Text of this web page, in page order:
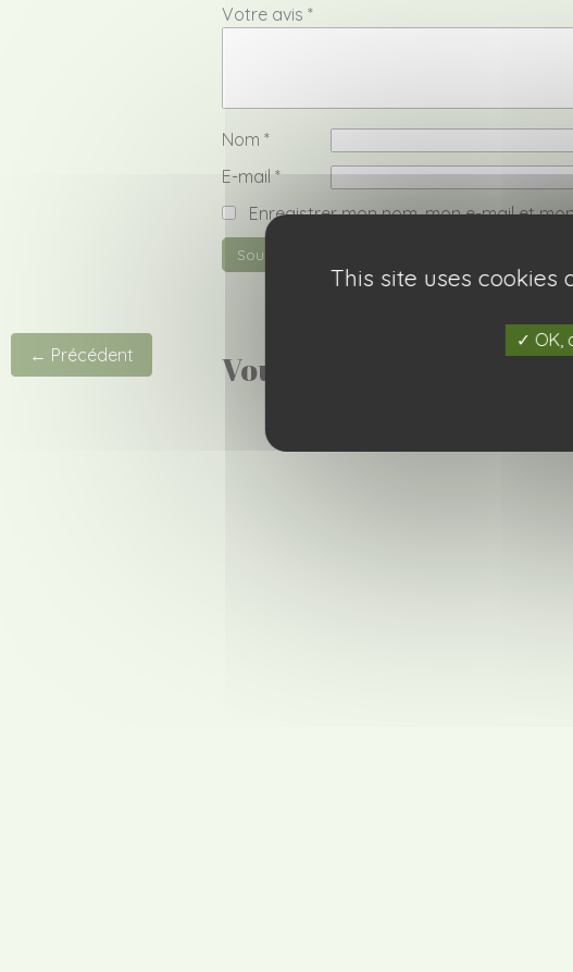
← Précédent
Votre avis *
Nom *
E-mail *
Enregistrer mon nom, mon e-mail et
Vous aimerez peut-être
This site uses
OK,